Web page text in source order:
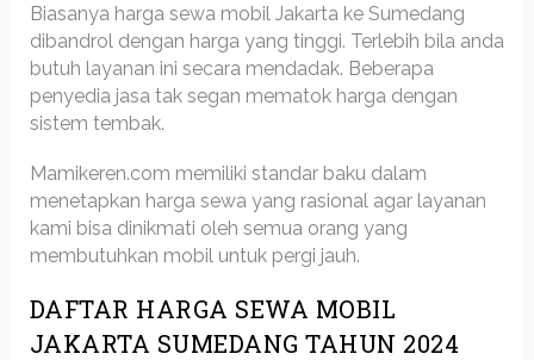
Biasanya harga sewa mobil Jakarta ke Sumedang
dibandrol dengan harga yang tinggi. Terlebih bila anda
butuh layanan ini secara mendadak. Beberapa
penyedia jasa tak segan mematok harga dengan
sistem tembak.
Mamikeren.com memiliki standar baku dalam
menetapkan harga sewa yang rasional agar layanan
kami bisa dinikmati oleh semua orang yang
membutuhkan mobil untuk pergi jauh.
DAFTAR HARGA SEWA MOBIL
JAKARTA SUMEDANG TAHUN 2024